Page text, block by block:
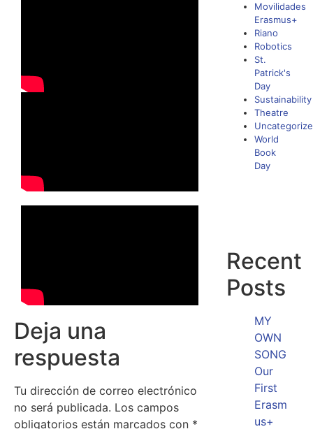
Deja una
respuesta
Tu dirección de correo electrónico
no será publicada. Los campos
obligatorios están marcados con *
Movilidades
Erasmus+
Riano
Robotics
St.
Patrick's
Day
Sustainability
Theatre
World
Book
Day
Recent
Posts
MY
OWN
SONG
Our
First
Erasm
us+